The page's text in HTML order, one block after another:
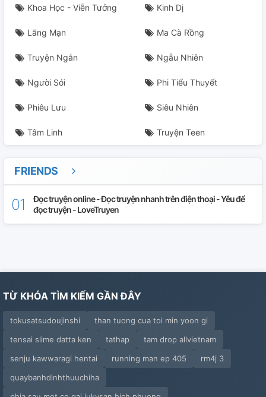
Khoa Học - Viễn Tưởng Kinh Dị
Lãng Mạn Ma Cà Rồng
Truyện Ngắn Ngẫu Nhiên
Người Sói Phi Tiểu Thuyết
Phiêu Lưu Siêu Nhiên
Tâm Linh Truyện Teen
FRIENDS
Đọc truyện online - Đọc truyện nhanh trên điện thoại - Yêu để
đọc truyện - LoveTruyen
TỪ KHÓA TÌM KIẾM GẦN ĐÂY
tokusatsudoujinshi
than tuong cua toi min yoon gi
tensai slime datta ken
tathap
tam drop allvietnam
senju kawwaragi hentai
running man ep 405
rm4j 3
quaybanhdinhthuuchiha